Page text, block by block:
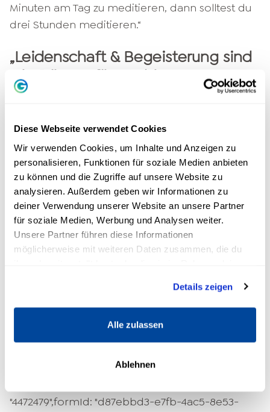
Diese Webseite verwendet Cookies
Wir verwenden Cookies, um Inhalte und Anzeigen zu
personalisieren, Funktionen für soziale Medien anbieten
zu können und die Zugriffe auf unsere Website zu
analysieren. Außerdem geben wir Informationen zu
deiner Verwendung unserer Website an unsere Partner
für soziale Medien, Werbung und Analysen weiter.
Unsere Partner führen diese Informationen
möglicherweise mit weiteren Daten zusammen, die du
Details zeigen
Alle zulassen
Ablehnen
Minuten am Tag zu meditieren, dann solltest du
drei Stunden meditieren.“
„Leidenschaft & Begeisterung sind
wie Dünger fürs Gehirn"
Gehirn. Denn wann immer du es schaffst,
begeistert zu sein, feuerst du deine Synapsen
an und lernst auf eine spielerische Art und
Weise. Leander Greitemann: „Mir ist irgendwann
mal aufgefallen, dass im Wort 'Begeisterung' das
Wort 'Geist' steckt. Und in 'Bedingung' steckt das
Wort 'Ding'.Begeisterung ist bedingungslos. Du
suchen, sondern in deinem Geist. Wann immer
es dir gelingt, Begeisterung einzubringen, lernst
du viel schneller und traust dich, deine
Komfortzone zu verlassen.“
var excludenum = 0;var panelTop = 0;var
"4472479",formId: "d87ebbd3-e7fb-4ac5-8e53-